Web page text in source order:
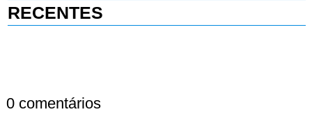
RECENTES
0 comentários